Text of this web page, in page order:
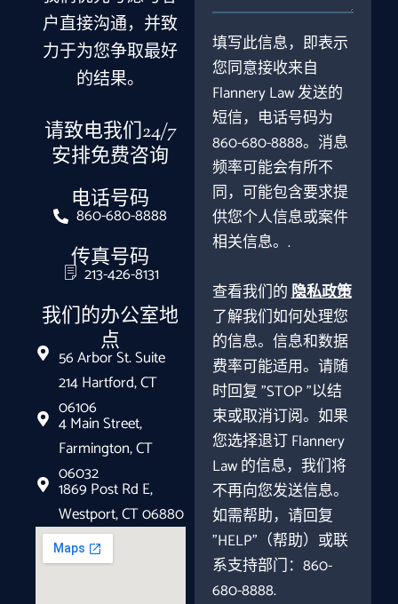
户直接沟通，并致
力于为您争取最好
的结果。
请致电我们24/7
安排免费咨询
电话号码
860-680-8888
传真号码
213-426-8131
我们的办公室地
点
56 Arbor St. Suite
214 Hartford, CT
06106
4 Main Street,
Farmington, CT
06032
1869 Post Rd E,
Westport, CT 06880
填写此信息，即表示
您同意接收来自
Flannery Law 发送的
短信，电话号码为
860-680-8888。消息
频率可能会有所不
同，可能包含要求提
供您个人信息或案件
相关信息。.
查看我们的隐私政策
了解我们如何处理您
的信息。信息和数据
费率可能适用。请随
时回复 "STOP "以结
束或取消订阅。如果
您选择退订 Flannery
Law 的信息，我们将
不再向您发送信息。
如需帮助，请回复
"HELP"（帮助）或联
系支持部门：860-
680-8888.